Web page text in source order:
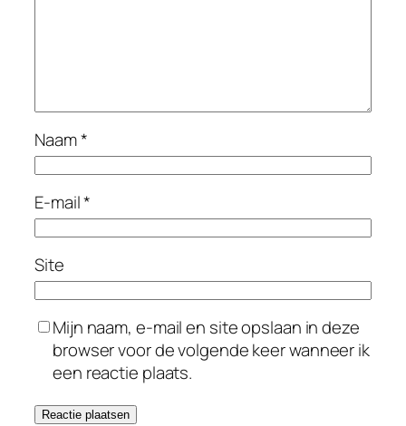
Naam*
E-mail*
Site
Mijn naam, e-mail en site opslaan in deze
browser voor de volgende keer wanneer ik
een reactie plaats.